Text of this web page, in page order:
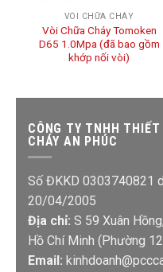
VÒI CHỮA CHÁY
Vòi Chữa Cháy Tomoken
D65 1.0Mpa (đã bao gồm
khớp nối vòi)
CÔNG TY TNHH
CHÁY AN PHÚC
Số ĐKKD 0303740821
20/04/2005
Địa chỉ: S 59 Xuân
Hồ Chí Minh (Phường
Email: